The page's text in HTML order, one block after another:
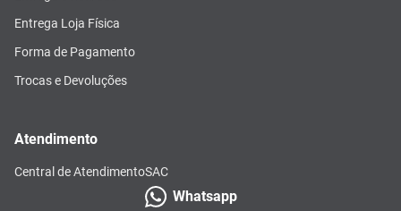
Entrega Loja Física
Forma de Pagamento
Trocas e Devoluções
Atendimento
Central de AtendimentoSAC
Whatsapp